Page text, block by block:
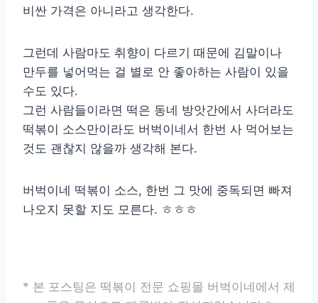
비싼 가격은 아니라고 생각한다.
그런데 사람마도 취향이 다르기 때문에 김말이나
만두를 넣어먹는 걸 별로 안 좋아하는 사람이 있을
수도 있다.
그런 사람들이라면 떡은 동네 방앗간에서 사더라도
떡볶이 소스만이라도 버벅이네서 한번 사 먹어보는
것도 괜찮지 않을까 생각해 본다.
버벅이네 떡볶이 소스, 한번 그 맛에 중독되면 빠져
나오지 못할 지도 모른다. ㅎㅎㅎ
* 본 포스팅은 떡볶이 전문 쇼핑몰 버벅이네에서 제